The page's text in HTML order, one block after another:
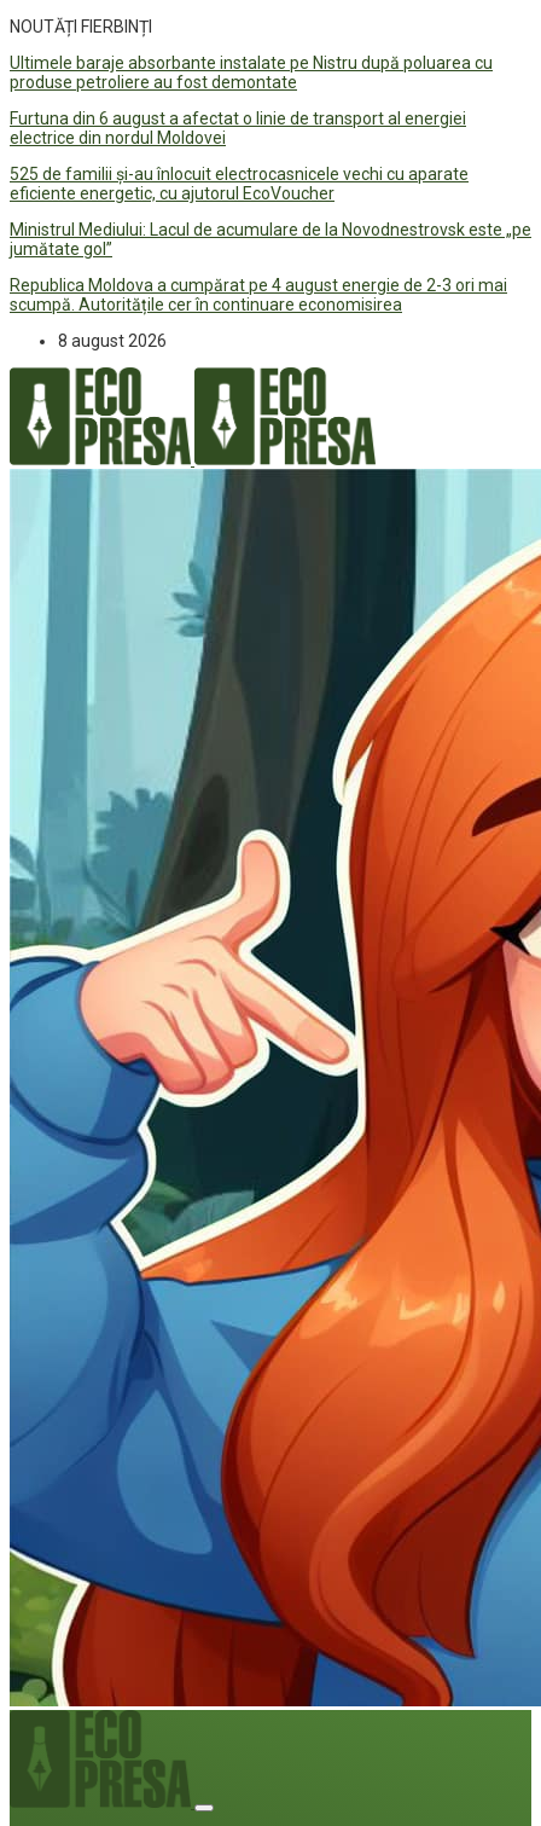
NOUTĂȚI FIERBINȚI
Ultimele baraje absorbante instalate pe Nistru după poluarea cu
produse petroliere au fost demontate
Furtuna din 6 august a afectat o linie de transport al energiei
electrice din nordul Moldovei
525 de familii și-au înlocuit electrocasnicele vechi cu aparate
eficiente energetic, cu ajutorul EcoVoucher
Ministrul Mediului: Lacul de acumulare de la Novodnestrovsk este „pe
jumătate gol”
Republica Moldova a cumpărat pe 4 august energie de 2-3 ori mai
scumpă. Autoritățile cer în continuare economisirea
8 august 2026